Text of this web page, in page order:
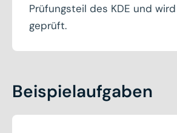
Prüfungsteil des KDE und wird
geprüft.
Beispielaufgaben